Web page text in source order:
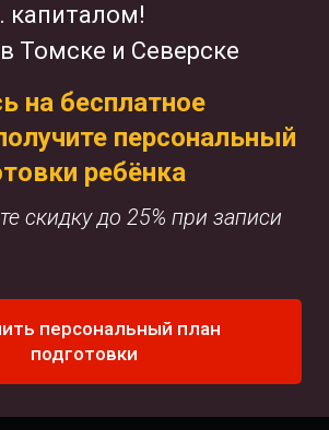
капиталом!
Томске и Северске
на бесплатное
персональный
ребёнка
скидку до 25% при записи
персональный план
подготовки